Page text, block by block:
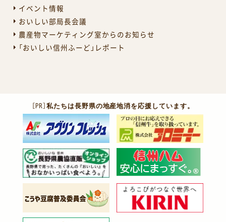
イベント情報
おいしい部局長会議
農産物マーケティング室からのお知らせ
「おいしい信州ふーど」レポート
［PR］私たちは長野県の地産地消を応援しています。